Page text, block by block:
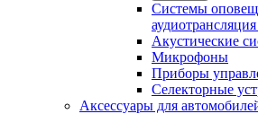
Системы
аудиотрансляция
Акустические
Микрофоны
Приборы
Селекторные
Аксессуары для